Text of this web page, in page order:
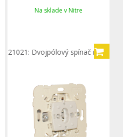
Na sklade v Nitre
21021: Dvojpólový spínač rad.2